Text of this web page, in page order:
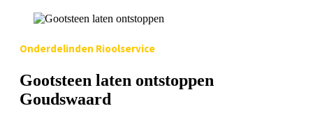
Onderdelinden Rioolservice
Gootsteen laten ontstoppen
Goudswaard